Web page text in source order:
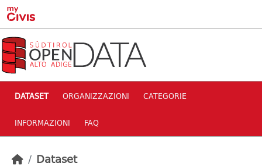
Skip to main content
DATASET ORGANIZZAZIONI CATEGORIE
INFORMAZIONI FAQ
Dataset